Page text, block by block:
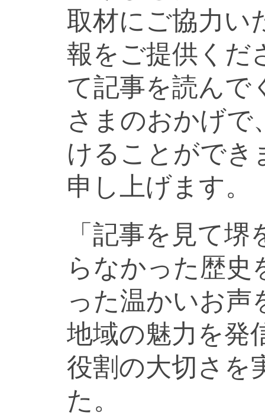
取材にご協力い
報をご提供くだ
て記事を読んで
さまのおかげで
けることができ
申し上げます。
「記事を見て
らなかった歴史
った温かいお声
地域の魅力を発
役割の大切さを
た。